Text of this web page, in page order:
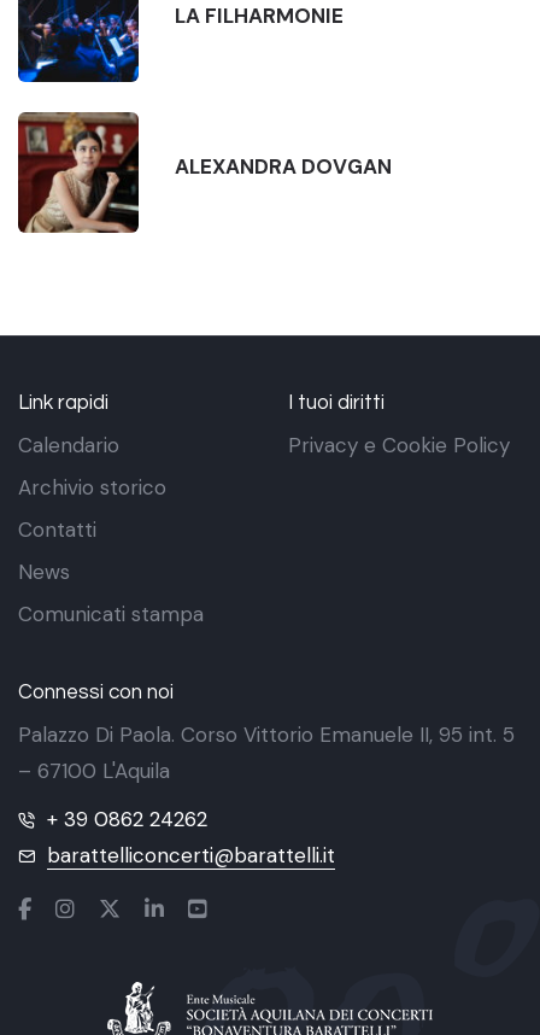
LA FILHARMONIE
ALEXANDRA DOVGAN
Link rapidi
Calendario
Archivio storico
Contatti
News
Comunicati stampa
I tuoi diritti
Privacy e Cookie Policy
Connessi con noi
Palazzo Di Paola. Corso Vittorio Emanuele II, 95 int. 5
– 67100 L'Aquila
+ 39 0862 24262
barattelliconcerti@barattelli.it